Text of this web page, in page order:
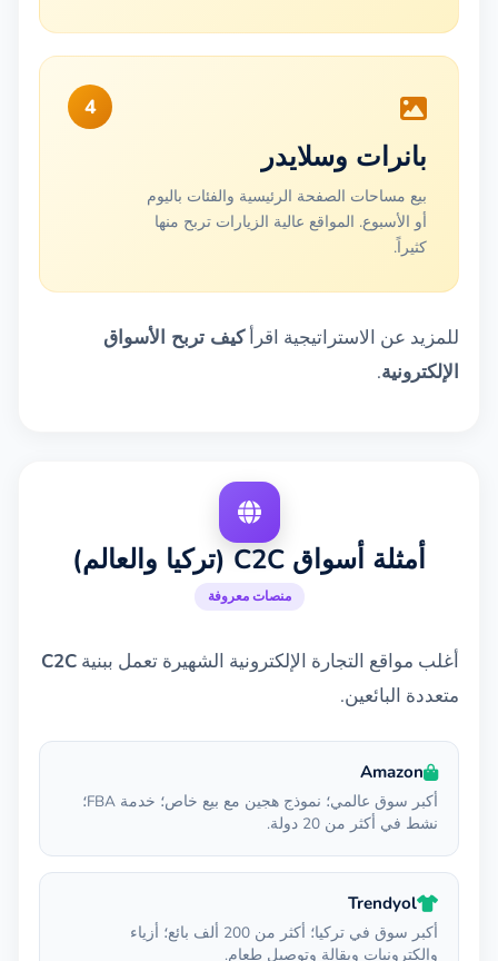
4
بانرات وسلايدر
بيع مساحات الصفحة الرئيسية والفئات باليوم
أو الأسبوع. المواقع عالية الزيارات تربح منها
كثيراً.
للمزيد عن الاستراتيجية اقرأكيف تربح الأسواق
الإلكترونية.
أمثلة أسواق C2C (تركيا والعالم)
منصات معروفة
أغلب مواقع التجارة الإلكترونية الشهيرة تعمل ببنية C2C
متعددة البائعين.
Amazon
أكبر سوق عالمي؛ نموذج هجين مع بيع خاص؛ خدمة FBA؛
نشط في أكثر من 20 دولة.
Trendyol
أكبر سوق في تركيا؛ أكثر من 200 ألف بائع؛ أزياء
وإلكترونيات وبقالة وتوصيل طعام.